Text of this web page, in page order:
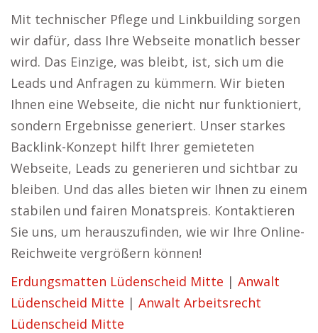
Mit technischer Pflege und Linkbuilding sorgen
wir dafür, dass Ihre Webseite monatlich besser
wird. Das Einzige, was bleibt, ist, sich um die
Leads und Anfragen zu kümmern. Wir bieten
Ihnen eine Webseite, die nicht nur funktioniert,
sondern Ergebnisse generiert. Unser starkes
Backlink-Konzept hilft Ihrer gemieteten
Webseite, Leads zu generieren und sichtbar zu
bleiben. Und das alles bieten wir Ihnen zu einem
stabilen und fairen Monatspreis. Kontaktieren
Sie uns, um herauszufinden, wie wir Ihre Online-
Reichweite vergrößern können!
Erdungsmatten Lüdenscheid Mitte | Anwalt
Lüdenscheid Mitte | Anwalt Arbeitsrecht
Lüdenscheid Mitte